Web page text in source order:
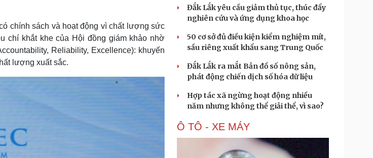
Đọc truyện đêm khuya
Cửa sổ tình yêu
Hạt giống tâm hồn
chính sách và hoạt động vì chất lượng sức
chí khắt khe của Hội đồng giám khảo nhờ
Reliability, Excellence): khuyến
lượng xuất sắc.
Đắk Lắk yêu cầu giảm thủ tục, thúc đẩy
nghiên cứu và ứng dụng khoa học
50 cơ sở đủ điều kiện kiểm nghiệm mít,
sầu riêng xuất khẩu sang Trung Quốc
Đắk Lắk ra mắt Bản đồ số nông sản,
phát động chiến dịch số hóa dữ liệu
Hợp tác xã ngừng hoạt động nhiều
năm nhưng không thể giải thể, vì sao?
Ô TÔ - XE MÁY